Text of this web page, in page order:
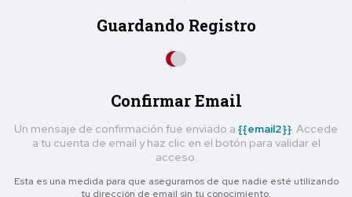
Guardando Registro
Confirmar Email
Un mensaje de confirmación fue enviado a {{email2}}. Accede
a tu cuenta de email y haz clic en el botón para validar el
acceso.
Esta es una medida para que asegurarnos de que nadie esté utilizando
tu dirección de email sin tu conocimiento.